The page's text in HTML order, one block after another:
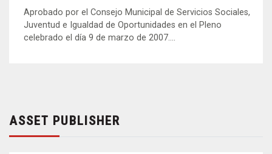
Aprobado por el Consejo Municipal de Servicios Sociales,
Juventud e Igualdad de Oportunidades en el Pleno
celebrado el día 9 de marzo de 2007....
ASSET PUBLISHER